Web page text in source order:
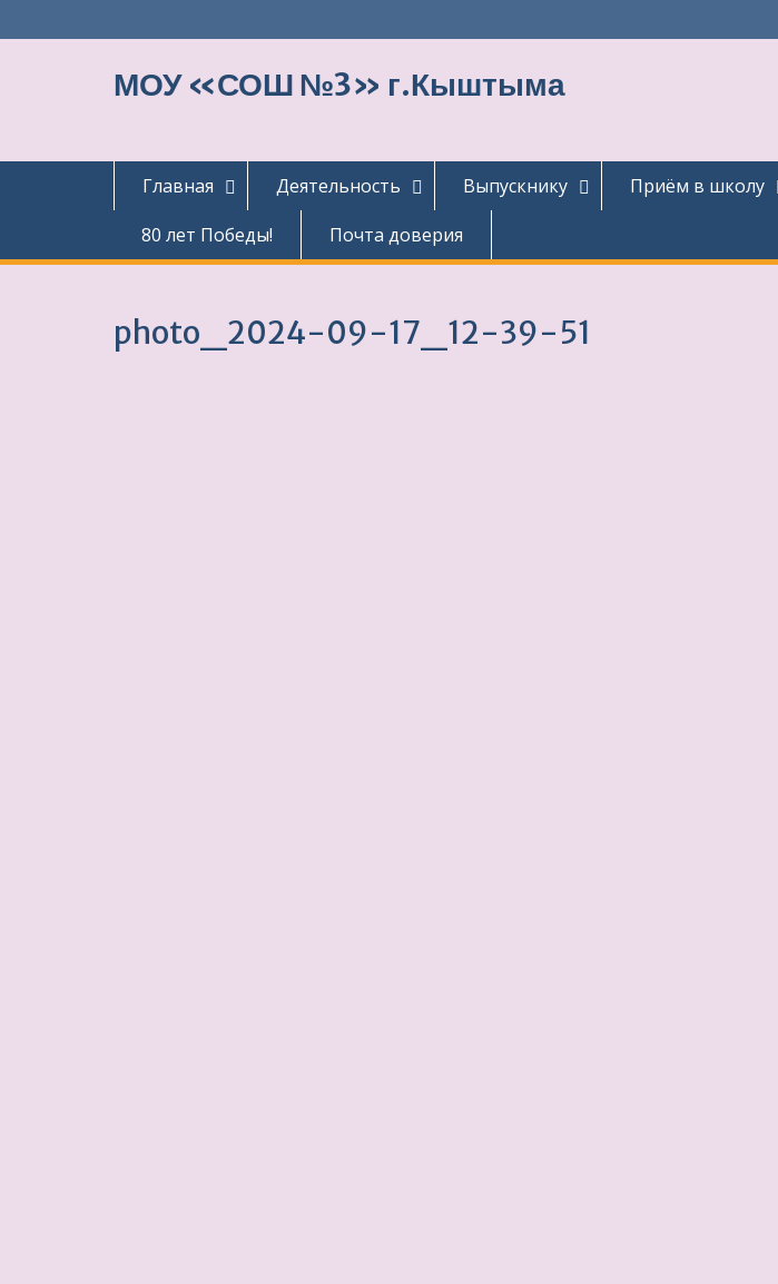
к
МОУ «СОШ №3» г.Кыштыма
Главная Деятельность Выпускнику Приём в школу
80 лет Победы!
Почта доверия
photo_2024-09-17_12-39-51